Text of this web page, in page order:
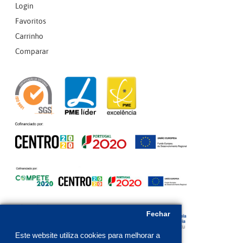
Este website utiliza cookies para melhorar a
Fechar
Login
Favoritos
Carrinho
Comparar